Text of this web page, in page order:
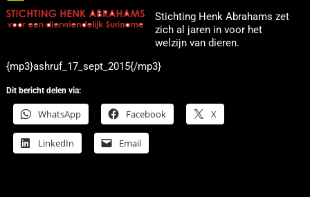
Stichting Henk Abrahams zet
zich al jaren in voor het
welzijn van dieren.
{mp3}ashruf_17_sept_2015{/mp3}
Dit bericht delen via:
WhatsApp Facebook X
LinkedIn Email